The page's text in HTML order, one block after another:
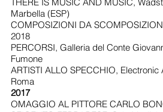
Marbella (ESP)
COMPOSIZIONI DA
2018
PERCORSI, Galleria del Conte
Fumone
ARTISTI ALLO SPECCHIO,
Roma
2017
OMAGGIO AL PITTORE CARLO